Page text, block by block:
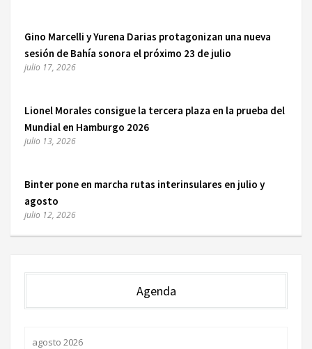
Gino Marcelli y Yurena Darias protagonizan una nueva
sesión de Bahía sonora el próximo 23 de julio
julio 17, 2026
Lionel Morales consigue la tercera plaza en la prueba del
Mundial en Hamburgo 2026
julio 13, 2026
Binter pone en marcha rutas interinsulares en julio y
agosto
julio 12, 2026
Agenda
agosto 2026